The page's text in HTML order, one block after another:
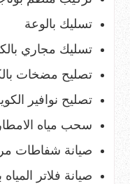
تسليك بالوعة
تسليك مجاري
تصليح مضخات
تصليح نوافير
سحب مياه الامطار
صيانة شفاطات
صيانة فلاتر